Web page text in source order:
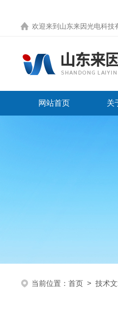
欢迎来到 山东来因光电科技
网站首页 关
当前位置： 首页 > 技术